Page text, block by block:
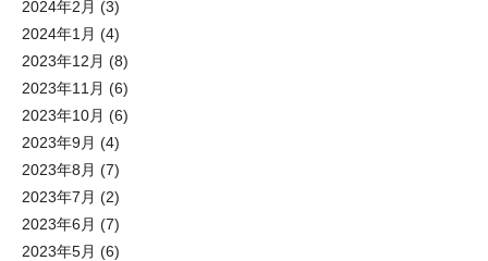
2024年2月 (3)
2024年1月 (4)
2023年12月 (8)
2023年11月 (6)
2023年10月 (6)
2023年9月 (4)
2023年8月 (7)
2023年7月 (2)
2023年6月 (7)
2023年5月 (6)